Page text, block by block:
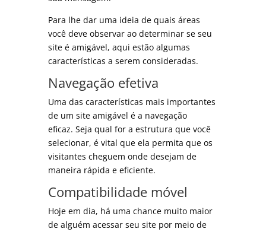
Para lhe dar uma ideia de quais áreas
você deve observar ao determinar se seu
site é amigável, aqui estão algumas
características a serem consideradas.
Navegação efetiva
Uma das características mais importantes
de um site amigável é a navegação
eficaz. Seja qual for a estrutura que você
selecionar, é vital que ela permita que os
visitantes cheguem onde desejam de
maneira rápida e eficiente.
Compatibilidade móvel
Hoje em dia, há uma chance muito maior
de alguém acessar seu site por meio de